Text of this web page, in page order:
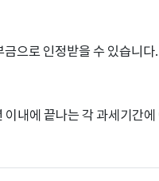
으로 인정받을 수 있습니
내에 끝나는 각 과세기간